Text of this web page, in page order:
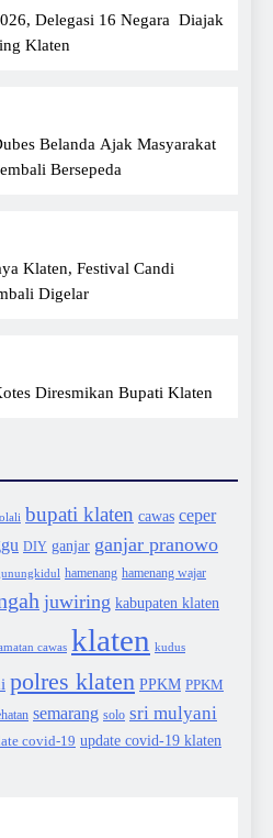
Delegasi 16 Negara Diajak
Klaten
Belanda Ajak Masyarakat
Bersepeda
Klaten, Festival Candi
Digelar
Diresmikan Bupati Klaten
bupati klaten cawas ceper
DIY ganjar ganjar pranowo
hamenang hamenang wajar
juwiring kabupaten klaten
cawas klaten kudus
polres klaten PPKM PPKM
semarang solo sri mulyani
covid-19 update covid-19 klaten